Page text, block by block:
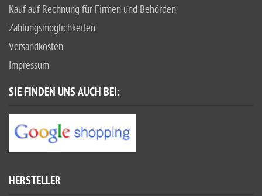
Kauf auf Rechnung für Firmen und Behörden
Zahlungsmöglichkeiten
Versandkosten
Impressum
SIE FINDEN UNS AUCH BEI:
HERSTELLER